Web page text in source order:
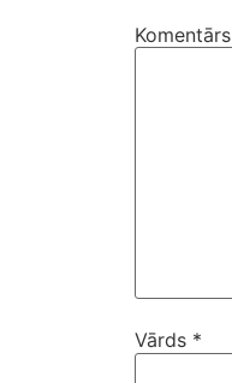
Komentārs
Vārds *